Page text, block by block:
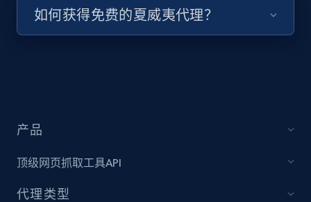
如何获得免费的夏威夷代理？
产品
顶级网页抓取工具API
代理类型